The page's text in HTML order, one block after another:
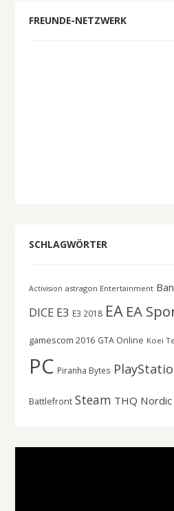
FREUNDE-NETZWERK
SCHLAGWÖRTER
Activision astragon Entertainment
DICE E3 E3 2018 EA EA
gamescom 2016 GTA Online Koei
PC Piranha Bytes
Battlefront Steam THQ Nordic